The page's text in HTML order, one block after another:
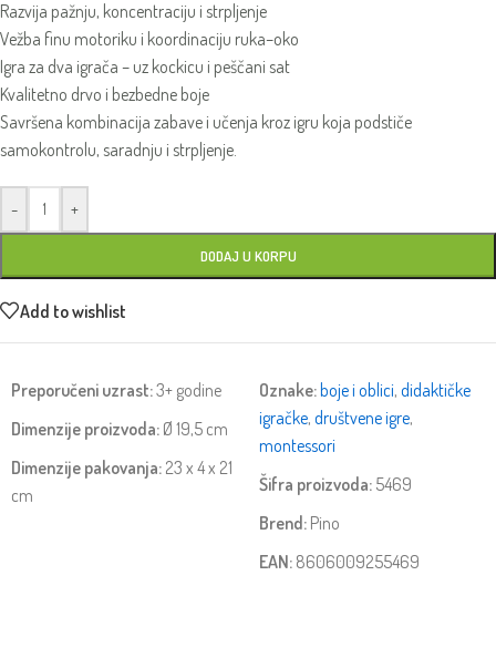
Razvija pažnju, koncentraciju i strpljenje
Vežba finu motoriku i koordinaciju ruka–oko
Igra za dva igrača – uz kockicu i peščani sat
Kvalitetno drvo i bezbedne boje
Savršena kombinacija zabave i učenja kroz igru koja podstiče
samokontrolu, saradnju i strpljenje.
- +
DODAJ U KORPU
Add to wishlist
Preporučeni uzrast:3+ godine
Dimenzije proizvoda: Ø 19,5 cm
Dimenzije pakovanja: 23 x 4 x 21
cm
Oznake: boje i oblici, didaktičke
igračke, društvene igre,
montessori
Šifra proizvoda: 5469
Brend: Pino
EAN: 8606009255469